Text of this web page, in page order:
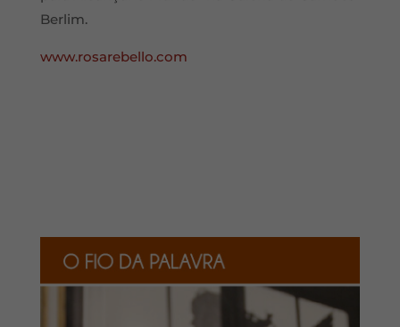
Berlim.
www.rosarebello.com